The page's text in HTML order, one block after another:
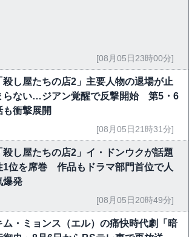
[08月05日23時00分]
殺し屋たちの店2」主要人物の退場が止
らない…ジアン覚醒で反撃開始 第5・6
も衝撃展開
[08月05日21時31分]
殺し屋たちの店2」イ・ドンウクが話題
1位を席巻 作品もドラマ部門首位で人
爆発
[08月05日20時49分]
ム・ミョンス（エル）の痛快時代劇「暗